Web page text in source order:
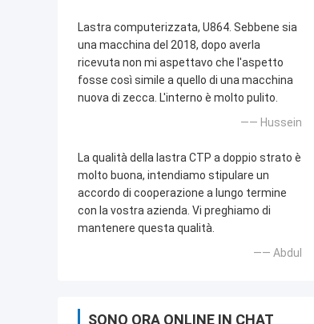
Lastra computerizzata, U864. Sebbene sia
una macchina del 2018, dopo averla
ricevuta non mi aspettavo che l'aspetto
fosse così simile a quello di una macchina
nuova di zecca. L'interno è molto pulito.
—— Hussein
La qualità della lastra CTP a doppio strato è
molto buona, intendiamo stipulare un
accordo di cooperazione a lungo termine
con la vostra azienda. Vi preghiamo di
mantenere questa qualità.
—— Abdul
SONO ORA ONLINE IN CHAT